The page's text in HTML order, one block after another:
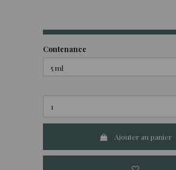
Contenance
Ajouter au panier